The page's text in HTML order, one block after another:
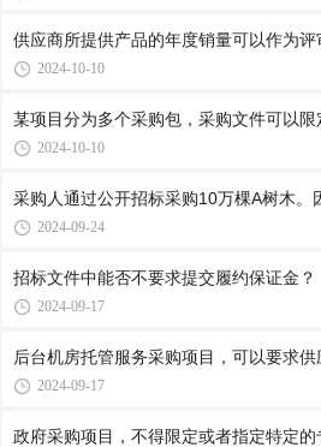
供应商所提供产品的年度销量可以作为评
2024-10-10
某项目分为多个采购包，采购文件可以
2024-10-10
采购人通过公开招标采购10万棵A树木。
2024-09-24
招标文件中能否不要求提交履约保证金？
2024-09-17
后台机房托管服务采购项目，可以要求
2024-09-17
政府采购项目，不得限定或者指定特定